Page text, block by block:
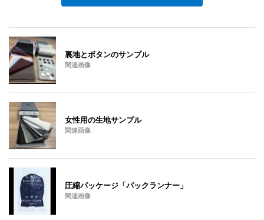
裏地とボタンのサンプル
関連画像
女性用の生地サンプル
関連画像
圧縮パッケージ「パックランナー」
関連画像